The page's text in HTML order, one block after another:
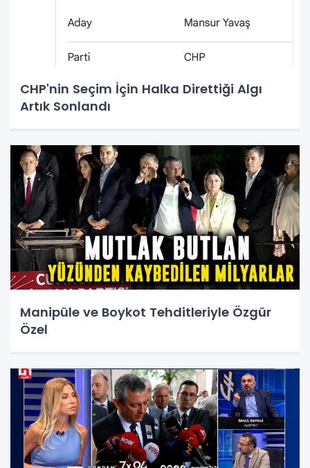
CHP'nin Seçim İçin Halka Direttiği Algı
Artık Sonlandı
Manipüle ve Boykot Tehditleriyle Özgür
Özel